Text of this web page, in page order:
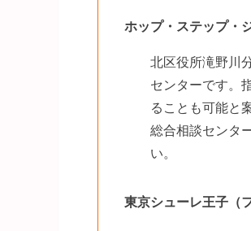
ホップ・ステップ・
北区役所滝野川
センターです。
ることも可能と
総合相談センタ
い。
東京シューレ王子（